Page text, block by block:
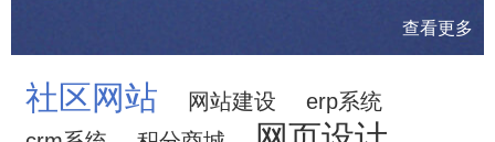
查看更多
社区网站 网站建设
erp系统